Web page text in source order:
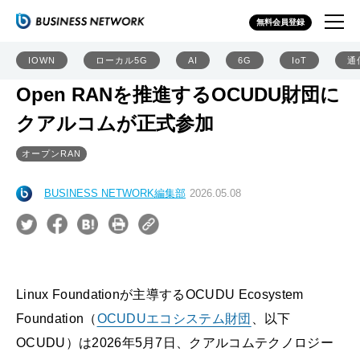
無料会員登録
IOWN ローカル5G AI 6G IoT 通
Open RANを推進するOCUDU財団に
クアルコムが正式参加
オープンRAN
BUSINESS NETWORK編集部 2026.05.08
Linux Foundationが主導するOCUDU Ecosystem
Foundation（OCUDUエコシステム財団
、以下
OCUDU）は2026年5月7日、クアルコムテクノロジー